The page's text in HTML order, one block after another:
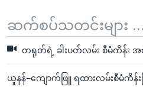
ဆက်စပ်သတင်းများ ...
တရုတ်ရဲ့ ခါးပတ်လမ်း စီမံကိန်း
ယူနန်−ကျောက်ဖြူ ရထားလမ်းစီမံကိန်